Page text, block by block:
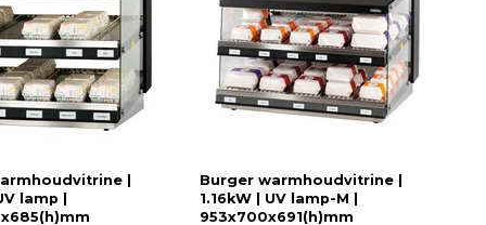
|
lamp |
Burger warmhoudvitrine |
1.16kW | UV lamp-M |
953x700x691(h)mm